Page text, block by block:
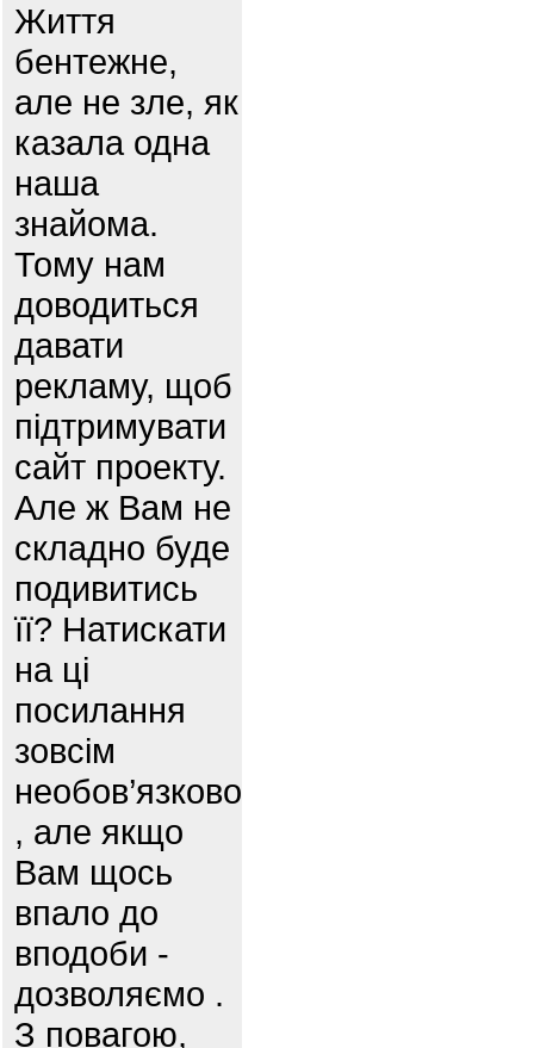
Життя
бентежне,
але не зле, як
казала одна
наша
знайома.
Тому нам
доводиться
давати
рекламу, щоб
підтримувати
сайт проекту.
Але ж Вам не
складно буде
подивитись
її? Натискати
на ці
посилання
зовсім
необов’язково
, але якщо
Вам щось
впало до
вподоби -
дозволяємо .
З повагою,